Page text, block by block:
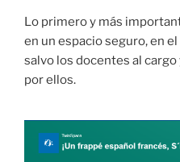
Lo primero y más
en un espacio seguro, en
salvo los docentes al
por ellos.